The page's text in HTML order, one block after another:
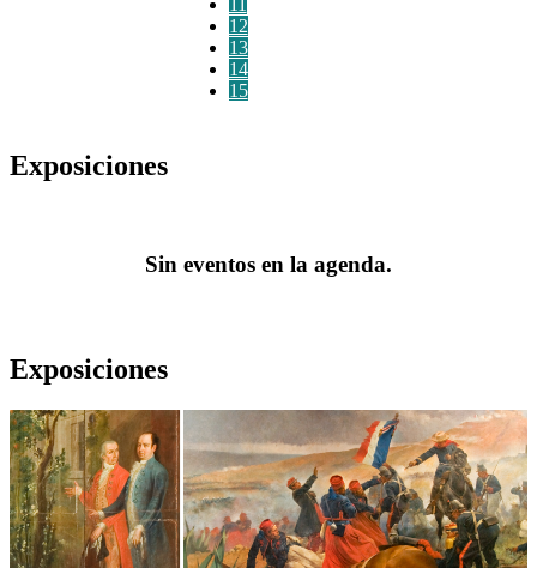
12
13
14
15
Exposiciones
Sin eventos en la agenda.
Exposiciones